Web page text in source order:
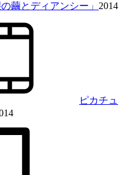
繭とディアンシー」 2014
ピカチュ